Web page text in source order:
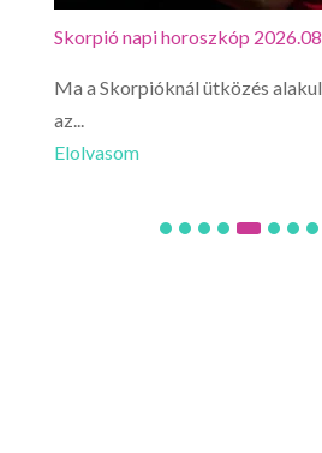
Skorpió napi horoszkóp
Ma a Skorpióknál ütközés
az...
Elolvasom